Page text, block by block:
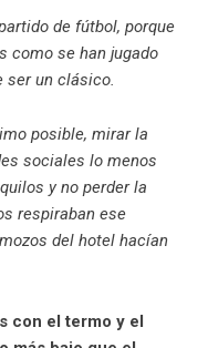
de fútbol, porque
como se han jugado
ser un clásico.
posible, mirar la
sociales lo menos
y no perder la
respiraban ese
del hotel hacían
con el termo y el